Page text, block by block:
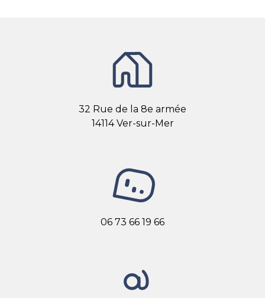
32 Rue de la 8e armée
14114 Ver-sur-Mer
06 73 66 19 66